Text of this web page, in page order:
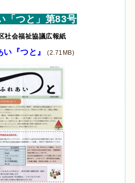
「つと」第83号
社会福祉協議広報紙
い『つと』 (2.71MB)